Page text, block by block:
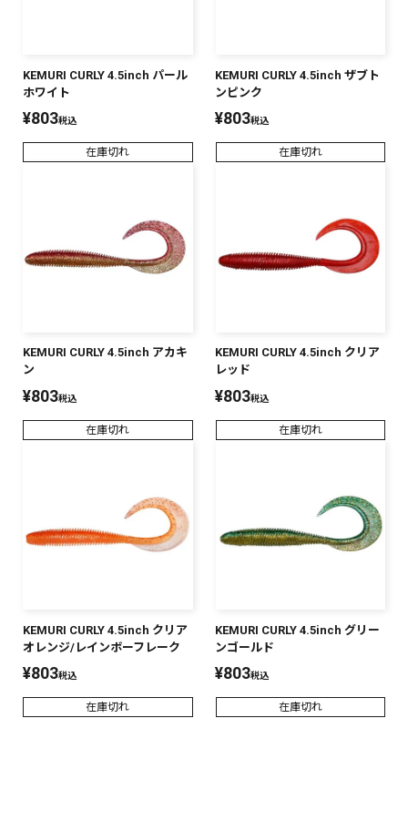
KEMURI CURLY 4.5inch パール
ホワイト
¥803税込
在庫切れ
KEMURI CURLY 4.5inch ザブト
ンピンク
¥803税込
在庫切れ
KEMURI CURLY 4.5inch アカキ
ン
¥803税込
在庫切れ
KEMURI CURLY 4.5inch クリア
レッド
¥803税込
在庫切れ
KEMURI CURLY 4.5inch クリア
オレンジ/レインボーフレーク
¥803税込
在庫切れ
KEMURI CURLY 4.5inch グリー
ンゴールド
¥803税込
在庫切れ